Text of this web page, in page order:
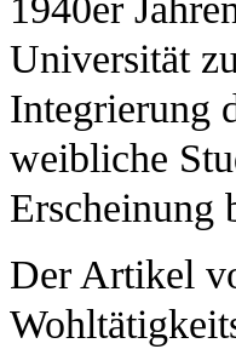
Universität
Integrierung
weibliche
Erscheinung
Der Artikel